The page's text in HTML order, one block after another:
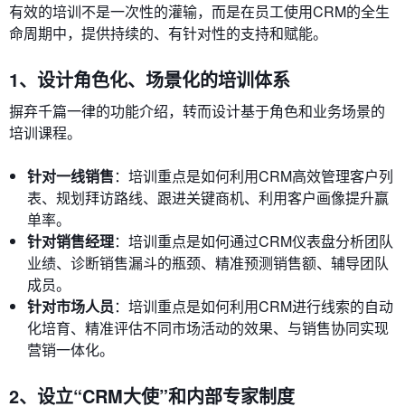
有效的培训不是一次性的灌输，而是在员工使用CRM的全生
命周期中，提供持续的、有针对性的支持和赋能。
1、设计角色化、场景化的培训体系
摒弃千篇一律的功能介绍，转而设计基于角色和业务场景的
培训课程。
针对一线销售：培训重点是如何利用CRM高效管理客户列
表、规划拜访路线、跟进关键商机、利用客户画像提升赢
单率。
针对销售经理：培训重点是如何通过CRM仪表盘分析团队
业绩、诊断销售漏斗的瓶颈、精准预测销售额、辅导团队
成员。
针对市场人员：培训重点是如何利用CRM进行线索的自动
化培育、精准评估不同市场活动的效果、与销售协同实现
营销一体化。
2、设立“CRM大使”和内部专家制度